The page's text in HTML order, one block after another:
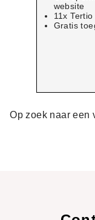
website
11x
Gratis
Op zoek naar een